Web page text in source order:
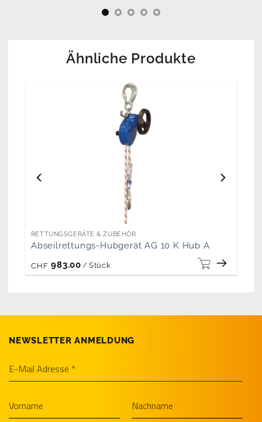
Ähnliche Produkte
RETTUNGSGERÄTE & ZUBEHÖR
Abseilrettungs-Hubgerät AG 10 K Hub A
CHF 983.00 / Stück
NEWSLETTER ANMELDUNG